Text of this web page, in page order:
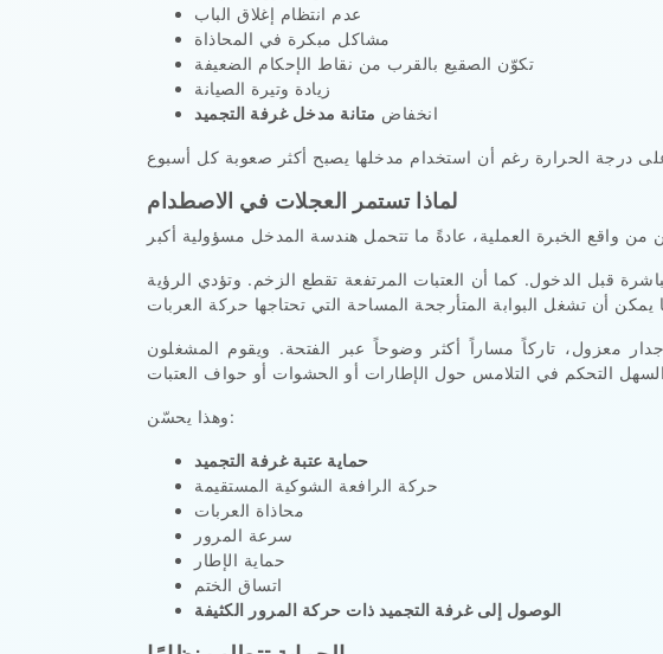
عدم انتظام إغلاق الباب
مشاكل مبكرة في المحاذاة
تكوّن الصقيع بالقرب من نقاط الإحكام الضعيفة
زيادة وتيرة الصيانة
انخفاض متانة مدخل غرفة التجميد
لماذا تستمر العجلات في الاصطدام
قبل الدخول. كما أن العتبات المرتفعة تقطع الزخم. وتؤدي الرؤية
معزول، تاركاً مساراً أكثر وضوحاً عبر الفتحة. ويقوم المشغلون
وهذا يحسّن:
حماية عتبة غرفة التجميد
حركة الرافعة الشوكية المستقيمة
محاذاة العربات
سرعة المرور
حماية الإطار
اتساق الختم
الوصول إلى غرفة التجميد ذات حركة المرور الكثيفة